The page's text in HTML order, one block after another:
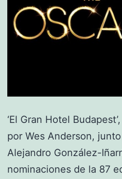
‘El Gran Hotel
por Wes Anderson, junto
Alejandro González-
nominaciones de la 87